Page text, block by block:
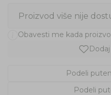
Proizvod više nije
Obavesti me kada
Podeli
Podeli